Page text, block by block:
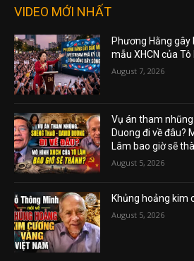
VIDEO MỚI NHẤT
Phương Hằng
mẫu XHCN của
August 7, 2026
Vụ án tham
Duong đi về đâu?
Lâm bao giờ sẽ
August 5, 2026
Khủng hoảng kim
August 5, 2026